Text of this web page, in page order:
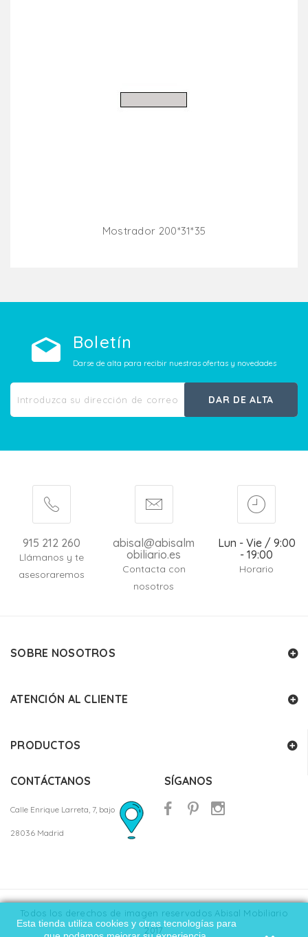
Esta tienda utiliza cookies y otras tecnologías para
Mostrador 200*31*35
Boletín
Darse de alta para recibir nuestras ofertas y novedades
DAR DE ALTA
915 212 260
Llámanos y te
asesoraremos
abisal@abisalm
obiliario.es
Contacta con
nosotros
Lun - Vie / 9:00
- 19:00
Horario
SOBRE NOSOTROS
ATENCIÓN AL CLIENTE
PRODUCTOS
CONTÁCTANOS
Calle Enrique Larreta, 7, bajo
28036 Madrid
SÍGANOS
Todos los derechos de imagen reservados Abisal Mobiliario
2017